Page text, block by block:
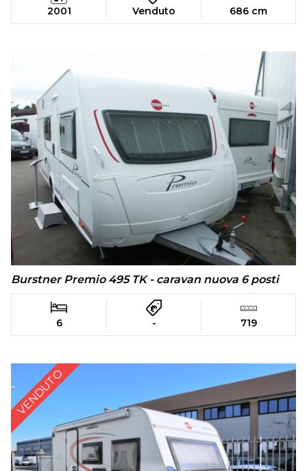
2001 Venduto 686 cm
Burstner Premio 495 TK - caravan nuova 6 posti
6 - 719
VENDUTO